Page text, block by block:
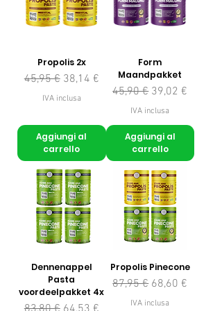
Propolis 2x
Prezzo regolare
45,95 € Prezzo scontato
38,14 €
IVA inclusa
Aggiungi al
carrello
Form
Maandpakket
Prezzo regolare
45,90 € Prezzo scontato
39,02 €
IVA inclusa
Aggiungi al
carrello
Dennenappel
Pasta
voordeelpakket 4x
Prezzo regolarePrezzo scontato
Propolis Pinecone
Prezzo regolare
87,95 € Prezzo scontato
68,60 €
IVA inclusa